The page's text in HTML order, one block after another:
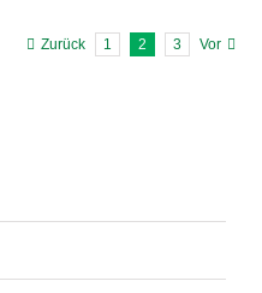
Zurück 1 2 3 Vor